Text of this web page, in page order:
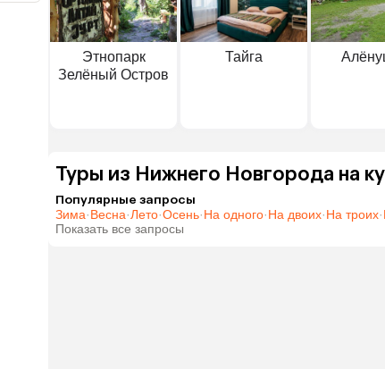
Этнопарк
Зелёный Остров
Тайга
Туры из Нижнего Новгорода на
Популярные запросы
Зима·Весна·Лето·Осень·На одного·На двоих·На троих·
Показать все запросы